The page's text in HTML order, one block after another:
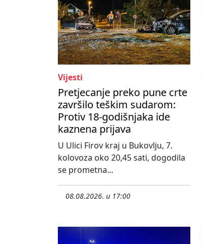
Vijesti
Pretjecanje preko pune crte
završilo teškim sudarom:
Protiv 18-godišnjaka ide
kaznena prijava
U Ulici Firov kraj u Bukovlju, 7.
kolovoza oko 20,45 sati, dogodila
se prometna...
08.08.2026. u 17:00